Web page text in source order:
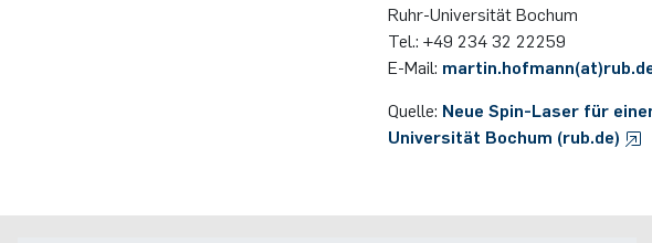
Ruhr-Universität Bochum
Tel.: +49 234 32 22259
E-Mail:
Quelle: Neue Spin-Laser für
Universität Bochum (rub.de)